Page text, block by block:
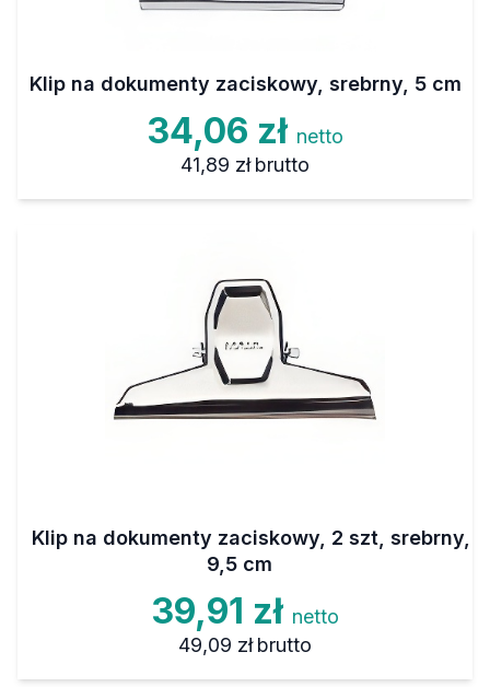
Klip na dokumenty zaciskowy, srebrny, 5 cm
34,06 zł netto
41,89 zł brutto
Klip na dokumenty zaciskowy, 2 szt, srebrny,
9,5 cm
39,91 zł netto
49,09 zł brutto